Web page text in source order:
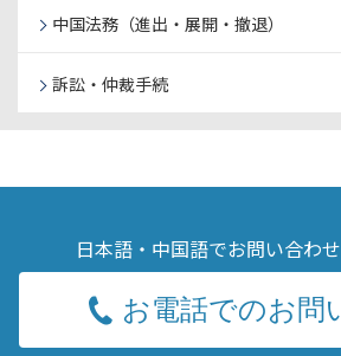
中国法務（進出・展開・撤退）
訴訟・仲裁手続
日本語・中国語でお問い合わ
お電話でのお問